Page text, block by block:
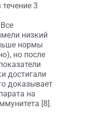
3
низкий
нормы
но после
достигали
доказывает
на
[8].